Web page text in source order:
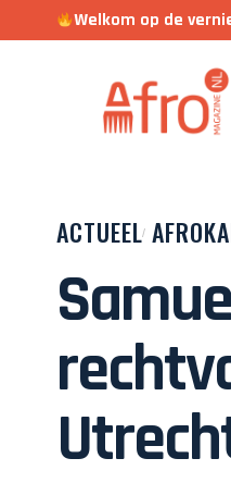
Welkom op de
ACTUEEL